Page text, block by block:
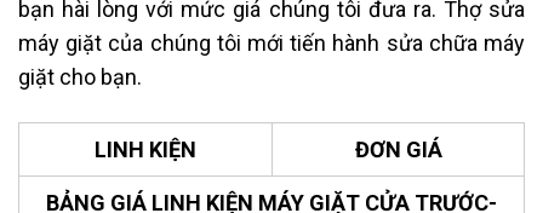
bạn hài lòng với mức giá chúng tôi đưa ra. Thợ sửa
máy giặt của chúng tôi mới tiến hành sửa chữa máy
giặt cho bạn.
LINH KIỆN ĐƠN GIÁ
BẢNG GIÁ LINH KIỆN MÁY GIẶT CỬA TRƯỚC-